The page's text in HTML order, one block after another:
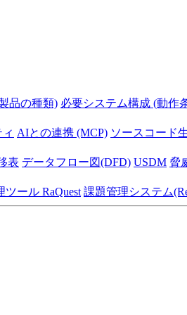
品の種類) 必要システム構成 (動作
AIとの連携 (MCP) ソースコード
表 データフロー図(DFD) USDM 脅
ツール RaQuest 課題管理システム